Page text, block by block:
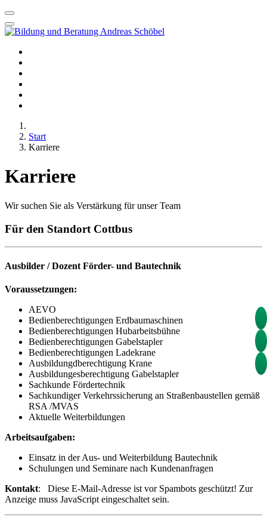
Start
Karriere
Karriere
Wir suchen Sie als Verstärkung für unser Team
Für den Standort Cottbus
Ausbilder / Dozent Förder- und Bautechnik
Voraussetzungen:
AEVO
Bedienberechtigungen Erdbaumaschinen
Bedienberechtigungen Hubarbeitsbühne
Bedienberechtigungen Gabelstapler
Bedienberechtigungen Ladekrane
Ausbildungdberechtigung Krane
Ausbildungesberechtigung Gabelstapler
Sachkunde Fördertechnik
Sachkundiger Verkehrssicherung an Straßenbaustellen gemäß
RSA /MVAS
Aktuelle Weiterbildungen
Arbeitsaufgaben:
Einsatz in der Aus- und Weiterbildung Bautechnik
Schulungen und Seminare nach Kundenanfragen
Kontakt: Diese E-Mail-Adresse ist vor Spambots geschützt! Zur
Anzeige muss JavaScript eingeschaltet sein.